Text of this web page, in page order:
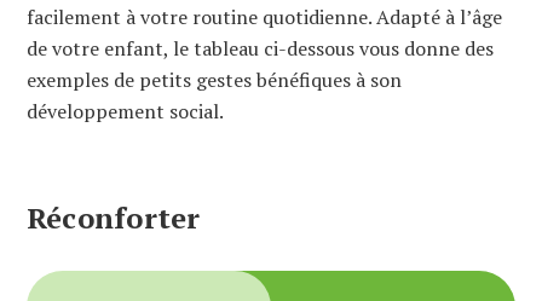
facilement à votre routine quotidienne. Adapté à l’âge
de votre enfant, le tableau ci-dessous vous donne des
exemples de petits gestes bénéfiques à son
développement social.
Réconforter